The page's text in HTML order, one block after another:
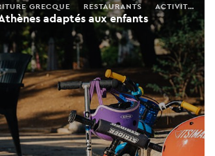
adaptés aux enfants
GRECQUE RESTAURANTS ACTIVITÉS